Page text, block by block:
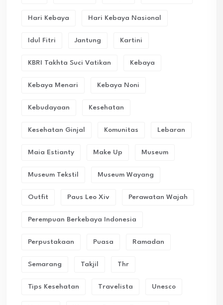
Hari Kebaya Hari Kebaya Nasional
Idul Fitri Jantung Kartini
KBRI Takhta Suci Vatikan Kebaya
Kebaya Menari Kebaya Noni
Kebudayaan Kesehatan
Kesehatan Ginjal Komunitas Lebaran
Maia Estianty Make Up Museum
Museum Tekstil Museum Wayang
Outfit Paus Leo Xiv Perawatan Wajah
Perempuan Berkebaya Indonesia
Perpustakaan Puasa Ramadan
Semarang Takjil Thr
Tips Kesehatan Travelista Unesco